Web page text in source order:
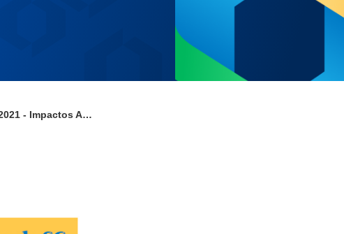
Balanço Social 2021 - Impactos Ambientais 3